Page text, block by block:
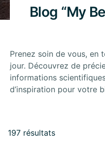
Blog “My
Prenez soin de vous, en
jour. Découvrez de
informations
d’inspiration pour votre
197 résultats